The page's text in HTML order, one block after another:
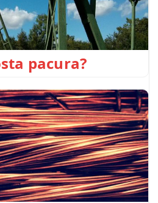
pacura?